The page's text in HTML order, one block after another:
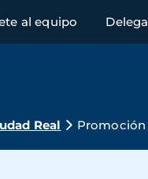
al equipo
Real Promoción